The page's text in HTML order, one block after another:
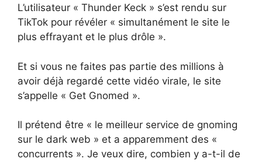
L’utilisateur « Thunder Keck » s’est rendu sur
TikTok pour révéler « simultanément le site le
plus effrayant et le plus drôle ».
Et si vous ne faites pas partie des millions à
avoir déjà regardé cette vidéo virale, le site
s’appelle « Get Gnomed ».
Il prétend être « le meilleur service de gnoming
sur le dark web » et a apparemment des «
concurrents ». Je veux dire, combien y a-t-il de